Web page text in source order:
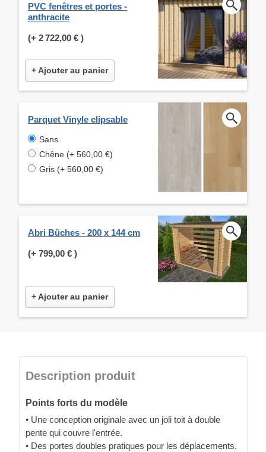
PVC fenêtres et portes -
anthracite
(+ 2 722,00 € )
+ Ajouter au panier
Parquet Vinyle clipsable
Sans
Chêne (+ 560,00 €)
Gris (+ 560,00 €)
Abri Bûches - 200 x 144 cm
(+ 799,00 € )
+ Ajouter au panier
Description produit
Points forts du modèle
• Une conception originale avec un joli toit à double
pente qui couvre l'entrée.
• Des portes doubles pratiques pour les déplacements.